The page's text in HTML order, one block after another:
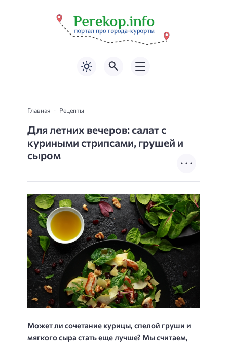
Главная Рецепты
Для летних вечеров: салат с
куриными стрипсами, грушей и
сыром
Может ли сочетание курицы, спелой груши и
мягкого сыра стать еще лучше? Мы считаем,